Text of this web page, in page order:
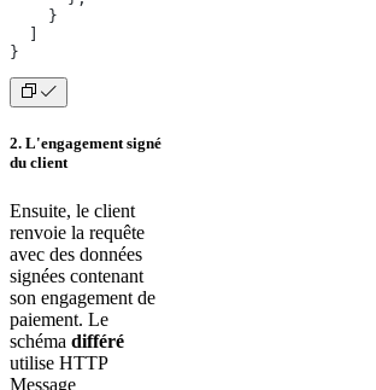
    }
}
2. L'engagement signé
du client
Ensuite, le client
renvoie la requête
avec des données
signées contenant
son engagement de
paiement. Le
schéma différé
utilise HTTP
Message